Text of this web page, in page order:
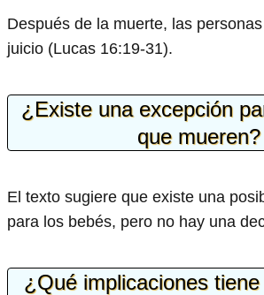
Después de la muerte, las
juicio (Lucas 16:19-31).
¿Existe una excepción
que mueren?
El texto sugiere que existe una
para los bebés, pero no hay una
¿Qué implicaciones